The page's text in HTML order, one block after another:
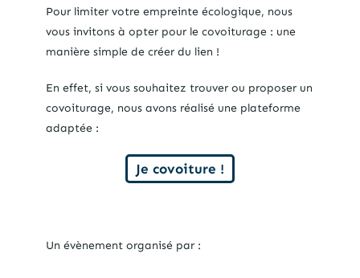
Pour limiter votre empreinte écologique, nous
vous invitons à opter pour le covoiturage : une
manière simple de créer du lien !
En effet, si vous souhaitez trouver ou proposer un
covoiturage, nous avons réalisé une plateforme
adaptée :
Je covoiture !
Un évènement organisé par :